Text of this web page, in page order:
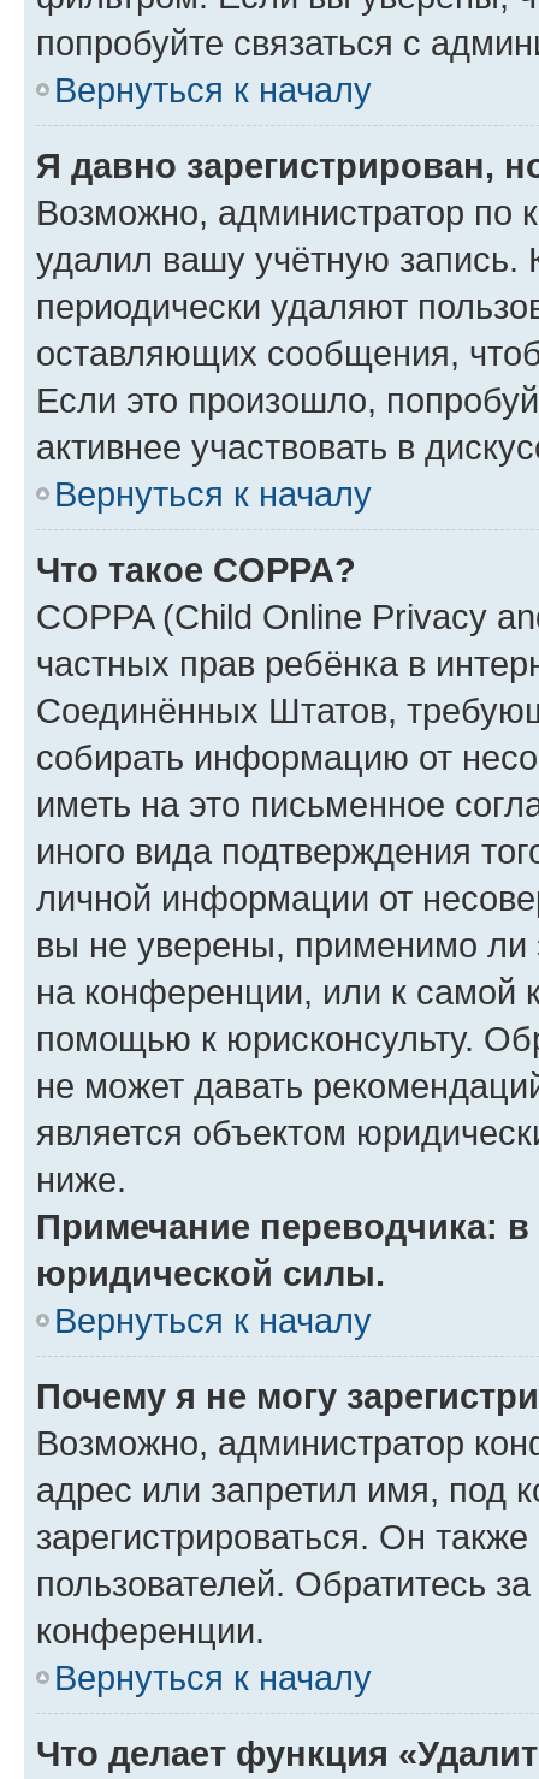
попробуйте связаться с
Вернуться к началу
Я давно зарегистрирован,
Возможно, администратор по
удалил вашу учётную запись.
периодически удаляют
оставляющих сообщения,
Если это произошло,
активнее участвовать в
Вернуться к началу
Что такое COPPA?
COPPA (Child Online Privacy
частных прав ребёнка в
Соединённых Штатов,
собирать информацию от
иметь на это письменное
иного вида подтверждения
личной информации от
вы не уверены, применимо ли
на конференции, или к самой
помощью к юрисконсульту.
не может давать
является объектом
ниже.
Примечание переводчика:
юридической силы.
Вернуться к началу
Почему я не могу
Возможно, администратор
адрес или запретил имя, под
зарегистрироваться. Он
пользователей. Обратитесь
конференции.
Вернуться к началу
Что делает функция